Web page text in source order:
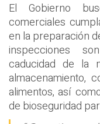
El Gobierno
comerciales
en la preparación
inspecciones
caducidad de la
almacenamiento,
alimentos, así
de bioseguridad